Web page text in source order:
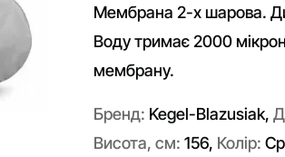
Мембрана 2-х шарова.
Воду тримає 2000
мембрану.
Бренд: Kegel-Blazusiak,
Висота, см: 156, Колір: